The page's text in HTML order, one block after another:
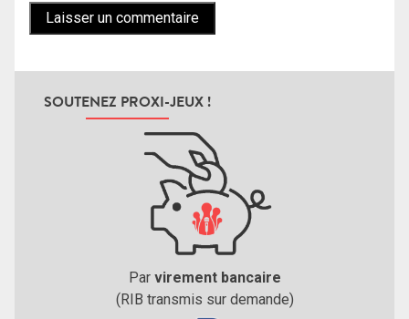
SOUTENEZ PROXI-JEUX !
Par virement bancaire
(RIB transmis sur demande)